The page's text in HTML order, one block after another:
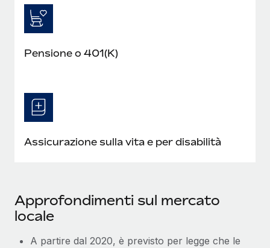
Pensione o 401(K)
Assicurazione sulla vita e per disabilità
Approfondimenti sul mercato
locale
A partire dal 2020, è previsto per legge che le